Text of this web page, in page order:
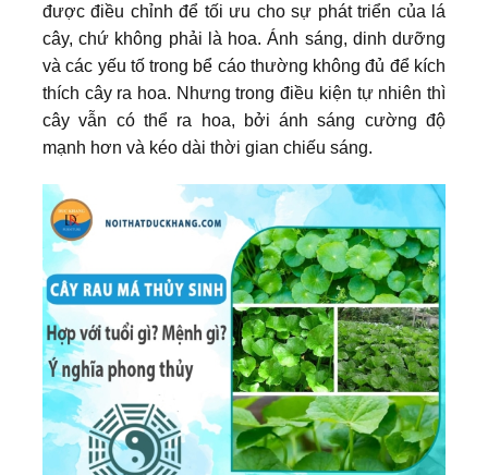
được điều chỉnh để tối ưu cho sự phát triển của lá
cây, chứ không phải là hoa. Ánh sáng, dinh dưỡng
và các yếu tố trong bể cáo thường không đủ để kích
thích cây ra hoa. Nhưng trong điều kiện tự nhiên thì
cây vẫn có thể ra hoa, bởi ánh sáng cường độ
mạnh hơn và kéo dài thời gian chiếu sáng.